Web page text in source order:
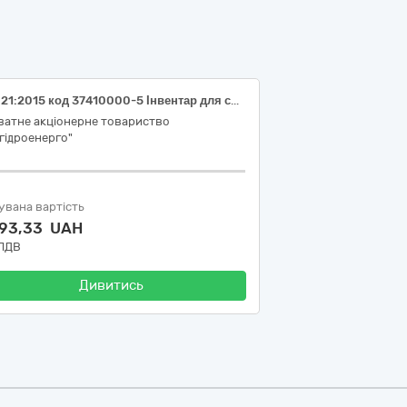
ДК 021:2015 код 37410000-5 Інвентар для спортивних ігор на відкритому повітрі (Весла для філії "Дністровська ГЕС" ПрАТ "Укргідроенерго")
акціонерне товариство
вартість
UAH
Дивитись